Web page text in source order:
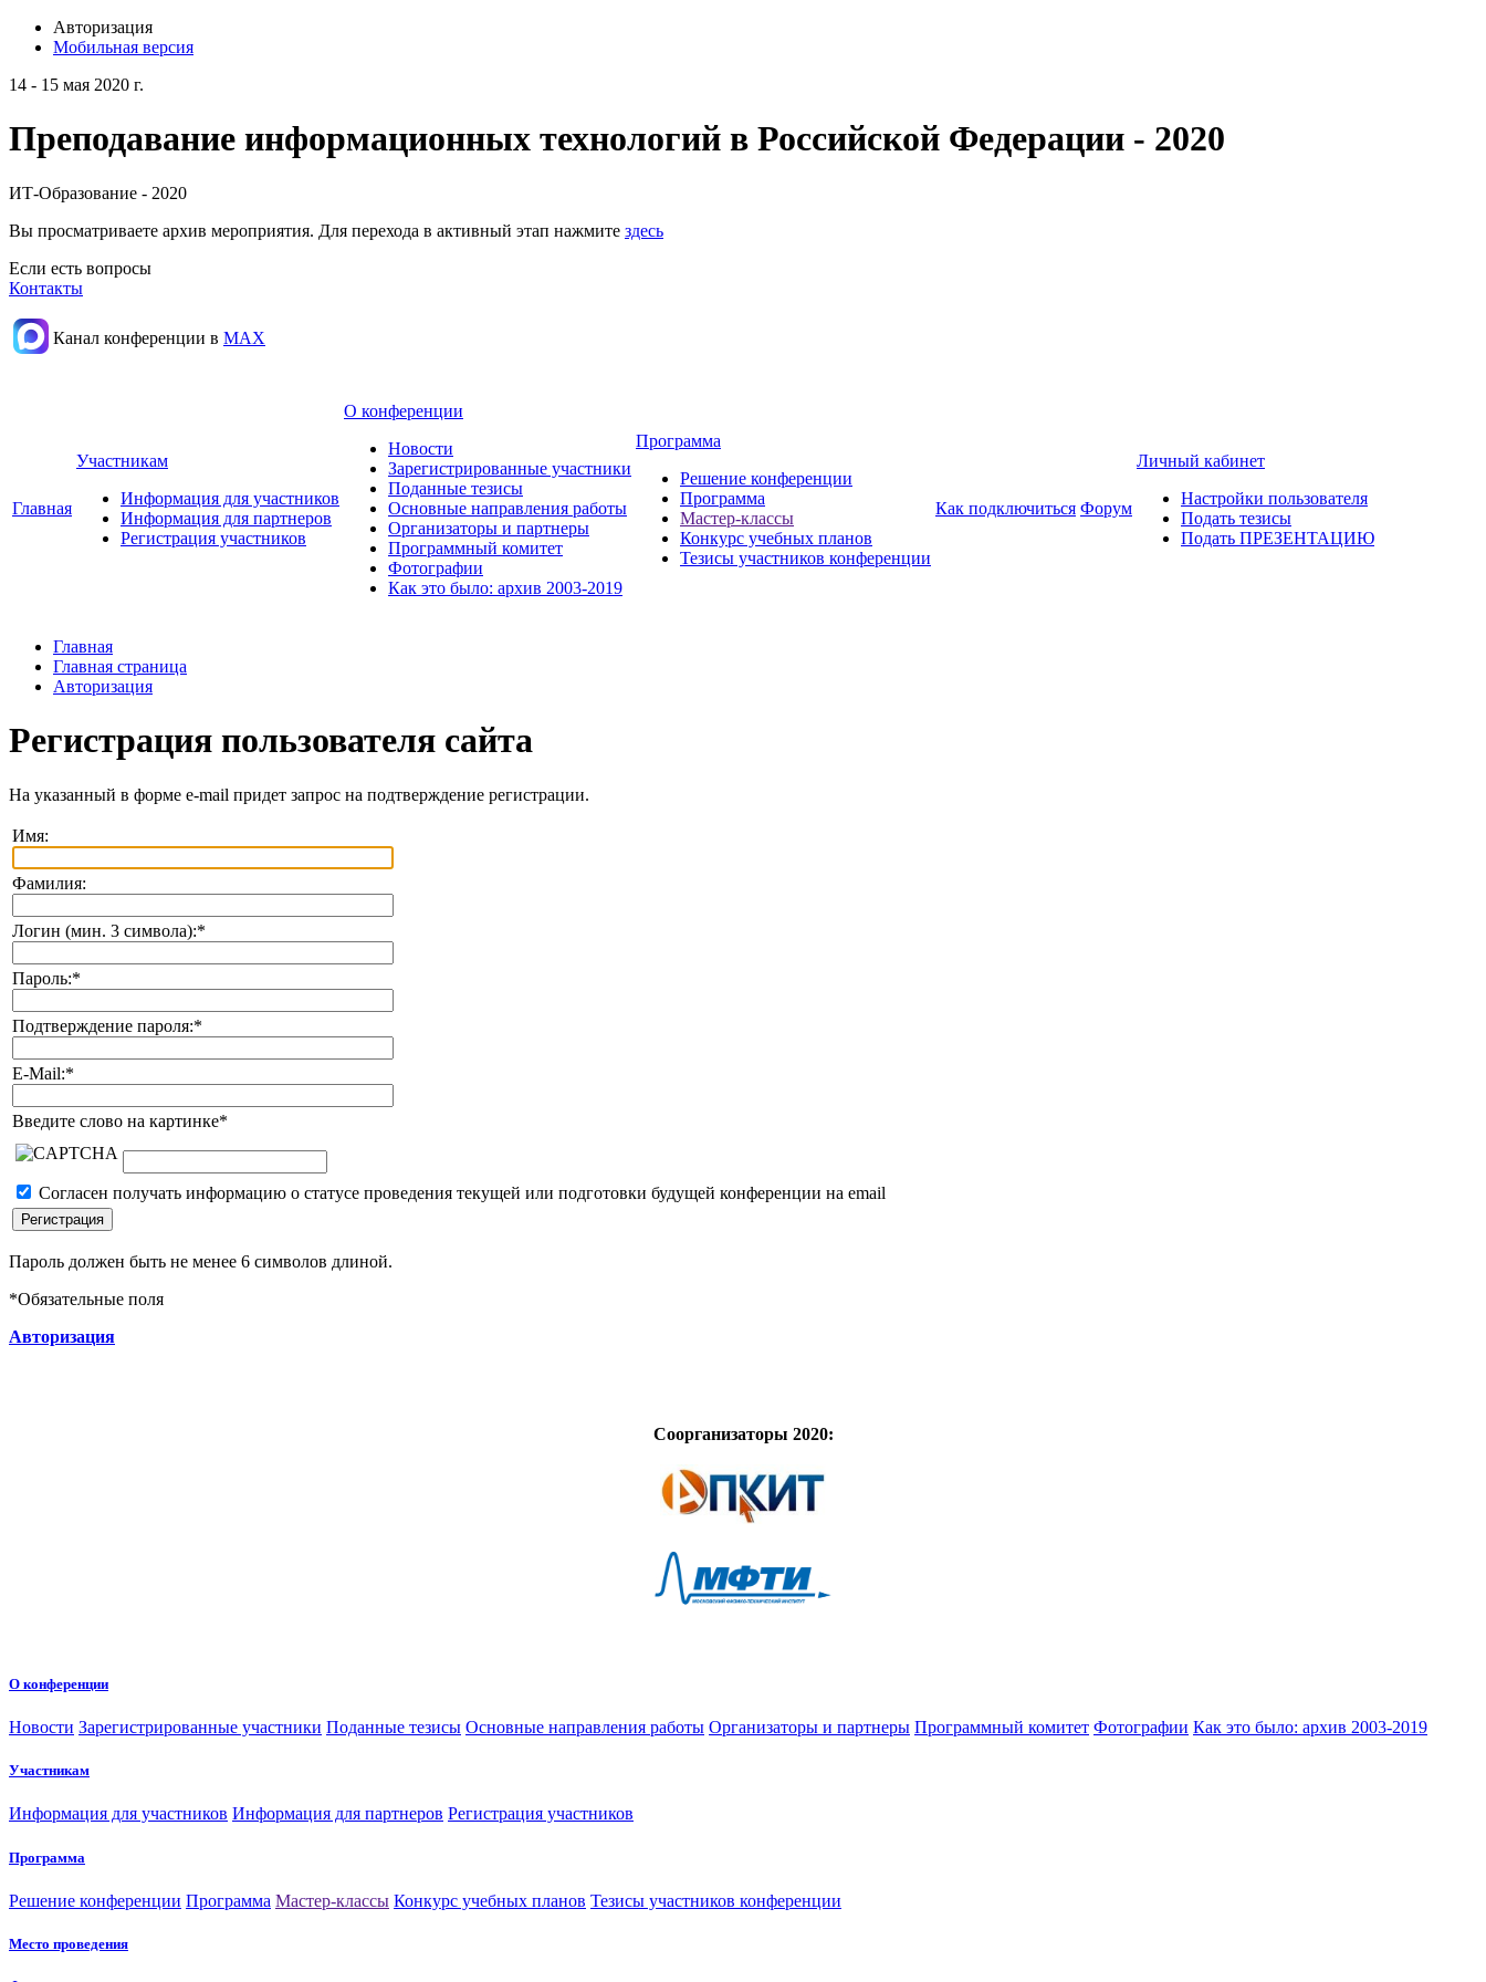
Авторизация
Мобильная версия
14 - 15 мая 2020 г.
Преподавание информационных технологий в Российской Федерации - 2020
ИТ-Образование - 2020
Вы просматриваете архив мероприятия. Для перехода в активный этап нажмите здесь
Если есть вопросы
Контакты
Канал конференции в МАХ
Главная
Участникам
Информация для участников
Информация для партнеров
Регистрация участников
О конференции
Новости
Зарегистрированные участники
Поданные тезисы
Основные направления работы
Организаторы и партнеры
Программный комитет
Фотографии
Как это было: архив 2003-2019
Программа
Решение конференции
Программа
Мастер-классы
Конкурс учебных планов
Тезисы участников конференции
Как подключиться Форум
Личный кабинет
Настройки пользователя
Подать тезисы
Подать ПРЕЗЕНТАЦИЮ
Главная
Главная страница
Авторизация
Регистрация пользователя сайта
На указанный в форме e-mail придет запрос на подтверждение регистрации.
Имя:
Фамилия:
Логин (мин. 3 символа):*
Пароль:*
Подтверждение пароля:*
E-Mail:*
Введите слово на картинке*
Согласен получать информацию о статусе проведения текущей или подготовки будущей конференции на email
Пароль должен быть не менее 6 символов длиной.
*Обязательные поля
Авторизация
Соорганизаторы 2020:
О конференции
Новости Зарегистрированные участники Поданные тезисы Основные направления работы Организаторы и партнеры Программный комитет Фотографии Как это было: архив 2003-2019
Участникам
Информация для участников Информация для партнеров Регистрация участников
Программа
Решение конференции Программа Мастер-классы Конкурс учебных планов Тезисы участников конференции
Место проведения